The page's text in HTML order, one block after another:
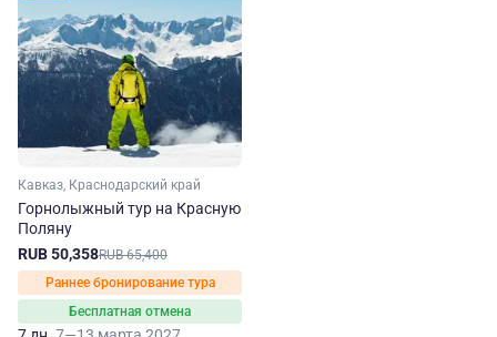
Кавказ, Краснодарский край
Горнолыжный тур на Красную
Поляну
RUB 50,358RUB 65,400
Раннее бронирование тура
Бесплатная отмена